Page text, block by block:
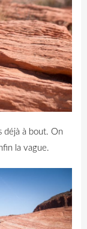
déjà à bout. On
la vague.